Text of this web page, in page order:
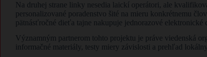
Na druhej strane linky nesedia laickí operátori, ale
personalizované poradenstvo šité na mieru konkrétnemu
pätnásťročné dieťa tajne nakupuje jednorazové elektronické
Významným partnerom tohto projektu je práve viedenská
informačné materiály, testy miery závislosti a prehľad